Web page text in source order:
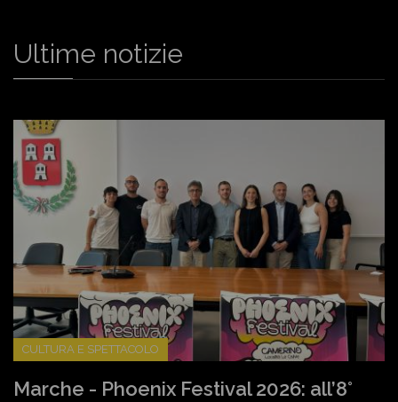
Ultime notizie
CULTURA E SPETTACOLO
Marche - Phoenix Festival 2026: all’8°